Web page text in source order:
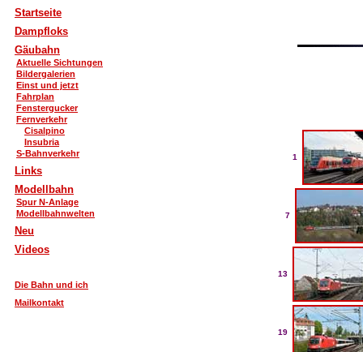
Startseite
Dampfloks
Gäubahn
Aktuelle Sichtungen
Bildergalerien
Einst und jetzt
Fahrplan
Fenstergucker
Fernverkehr
Cisalpino
Insubria
S-Bahnverkehr
Links
Modellbahn
Spur N-Anlage
Modellbahnwelten
Neu
Videos
Die Bahn und ich
Mailkontakt
1
7
13
19